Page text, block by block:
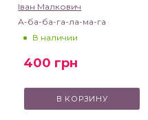
Іван Малкович
А-ба-ба-га-ла-ма-га
В наличии
400 грн
В КОРЗИНУ